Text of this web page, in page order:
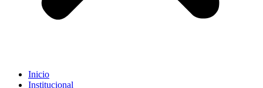
Inicio
Institucional